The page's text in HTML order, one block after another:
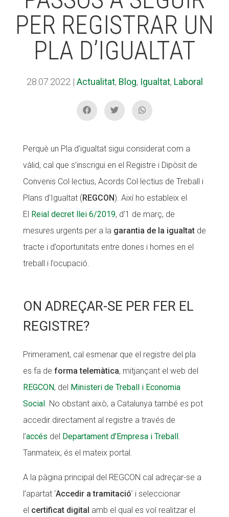
PER REGISTRAR UN
PLA D’IGUALTAT
28.07.2022 | Actualitat, Blog, Igualtat, Laboral
Perquè un Pla d’igualtat sigui considerat com a
vàlid, cal que s’inscrigui en el Registre i Dipòsit de
Convenis Col·lectius, Acords Col·lectius de Treball i
Plans d’Igualtat (REGCON). Així ho estableix el
El Reial decret llei 6/2019, d’1 de març, de
mesures urgents per a la garantia de la igualtat de
tracte i d’oportunitats entre dones i homes en el
treball i l’ocupació.
ON ADREÇAR-SE PER FER EL
REGISTRE?
Primerament, cal esmenar que el registre del pla
es fa de forma telemàtica, mitjançant el web del
REGCON, del Ministeri de Treball i Economia
Social. No obstant això, a Catalunya també es pot
accedir directament al registre a través de
l’accés del Departament d’Empresa i Treball.
Tanmateix, és el mateix portal.
A la pàgina principal del REGCON cal adreçar-se a
l’apartat ‘Accedir a tramitació’ i seleccionar
el certificat digital amb el qual es vol realitzar el
ACCIÓ SOCIAL I JOVES
ESPLAIS
SUPORT TERCER SECTOR
CONEIX FUNDESPLAI
Missió i valors
Els comptes clars
Proposta educativa
Notícies
Butlletins
Diari de la Fundació
Fundesplai als mitjans
Xarxes socials
ACCIÓ SOCIAL I JOVES
ESPLAIS
SUPORT TERCER SECTOR
CONEIX FUNDESPLAI
Missió i valors
Els comptes clars
Proposta educativa
Notícies
Butlletins
Diari de la Fundació
Fundesplai als mitjans
Xarxes socials